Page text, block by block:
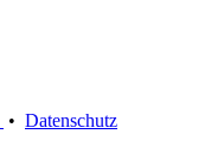
• Datenschutz